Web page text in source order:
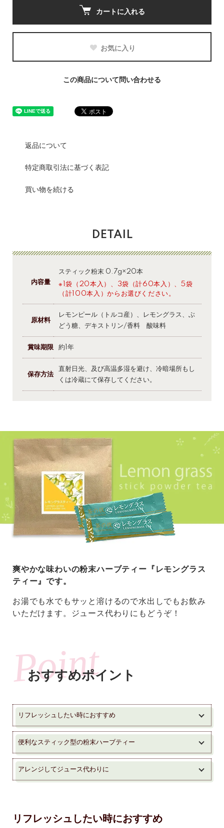
カートに入れる
お気に入り
この商品について問い合わせる
返品について
特定商取引法に基づく表記
買い物を続ける
DETAIL
内容量
スティック粉末 0.7g×20本
※1袋（20本入）、3袋（計60本入）、5袋
（計100本入）からお選びください。
原材料
レモンピール（トルコ産）、レモングラス、ぶ
どう糖、デキストリン/香料 酸味料
賞味期限 約1年
保存方法
直射日光、及び高温多湿を避け、冷暗場所もし
くは冷蔵にて保存してください。
爽やかな味わいの粉末ハーブティー『レモングラス
ティー』です。
お湯でも水でもサッと溶けるので水出しでもお飲み
いただけます。ジュース代わりにもどうぞ！
おすすめポイント
リフレッシュしたい時におすすめ
便利なスティック型の粉末ハーブティー
アレンジしてジュース代わりに
リフレッシュしたい時におすすめ